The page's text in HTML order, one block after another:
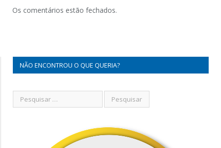
Os comentários estão fechados.
NÃO ENCONTROU O QUE QUERIA?